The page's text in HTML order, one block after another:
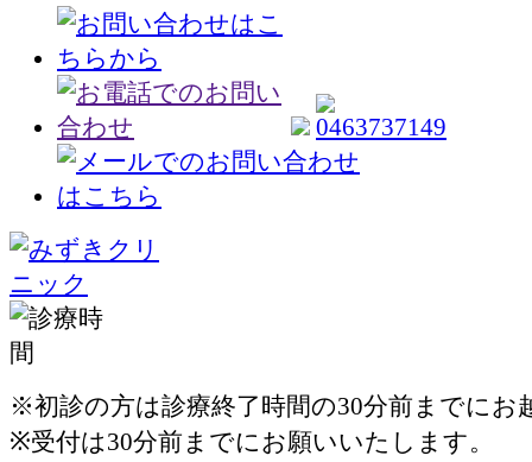
※初診の方は診療終了時間の30分前までにお
※受付は30分前までにお願いいたします。